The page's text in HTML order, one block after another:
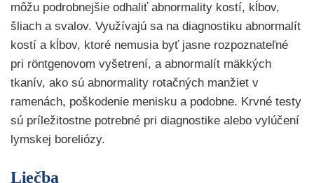
môžu podrobnejšie odhaliť abnormality kostí, kĺbov,
šliach a svalov. Využívajú sa na diagnostiku abnormalít
kostí a kĺbov, ktoré nemusia byť jasne rozpoznateľné
pri röntgenovom vyšetrení, a abnormalít mäkkých
tkanív, ako sú abnormality rotačných manžiet v
ramenách, poškodenie menisku a podobne. Krvné testy
sú príležitostne potrebné pri diagnostike alebo vylúčení
lymskej boreliózy.
Liečba